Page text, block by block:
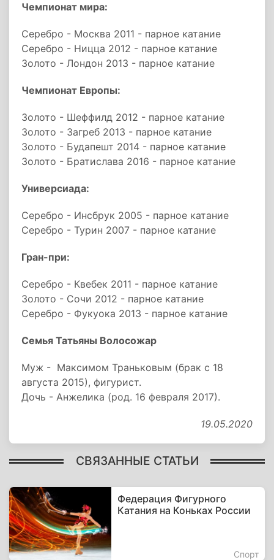
Чемпионат мира:
Серебро - Москва 2011 - парное катание
Серебро - Ницца 2012 - парное катание
Золото - Лондон 2013 - парное катание
Чемпионат Европы:
Золото - Шеффилд 2012 - парное катание
Золото - Загреб 2013 - парное катание
Золото - Будапешт 2014 - парное катание
Золото - Братислава 2016 - парное катание
Универсиада:
Серебро - Инсбрук 2005 - парное катание
Серебро - Турин 2007 - парное катание
Гран-при:
Серебро - Квебек 2011 - парное катание
Золото - Сочи 2012 - парное катание
Серебро - Фукуока 2013 - парное катание
Семья Татьяны Волосожар
Муж - Максимом Траньковым (брак с 18
августа 2015), фигурист.
Дочь - Анжелика (род. 16 февраля 2017).
19.05.2020
СВЯЗАННЫЕ СТАТЬИ
Федерация Фигурного
Катания на Коньках России
Спорт